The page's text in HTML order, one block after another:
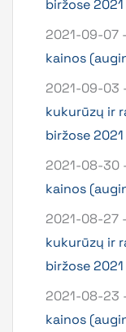
biržose
2021-09-07
kainos
2021-09-03
kukurūzų ir
biržose
2021-08-30
kainos
2021-08-27
kukurūzų ir
biržose
2021-08-23
kainos